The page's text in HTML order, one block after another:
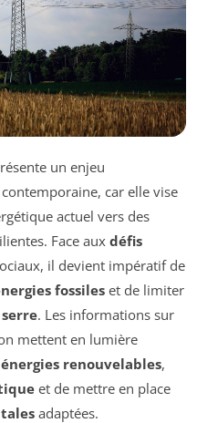
un enjeu
car elle vise
actuel vers des
Face aux défis
il devient impératif de
fossiles et de limiter
. Les informations sur
mettent en lumière
énergies renouvelables,
et de mettre en place
adaptées.